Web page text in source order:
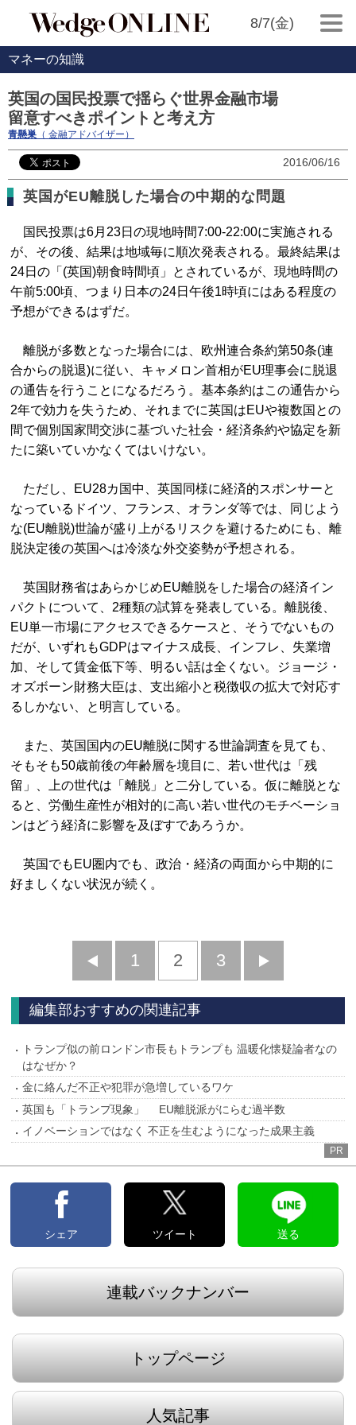
8/7(金)
マネーの知識
英国の国民投票で揺らぐ世界金融市場
留意すべきポイントと考え方
青懸巣 （ 金融アドバイザー）
2016/06/16
英国がEU離脱した場合の中期的な問題
国民投票は6月23日の現地時間7:00-22:00に実施される
が、その後、結果は地域毎に順次発表される。最終結果は
24日の「(英国)朝食時間頃」とされているが、現地時間の
午前5:00頃、つまり日本の24日午後1時頃にはある程度の
予想ができるはずだ。
離脱が多数となった場合には、欧州連合条約第50条(連
合からの脱退)に従い、キャメロン首相がEU理事会に脱退
の通告を行うことになるだろう。基本条約はこの通告から
2年で効力を失うため、それまでに英国はEUや複数国との
間で個別国家間交渉に基づいた社会・経済条約や協定を新
たに築いていかなくてはいけない。
ただし、EU28カ国中、英国同様に経済的スポンサーと
なっているドイツ、フランス、オランダ等では、同じよう
な(EU離脱)世論が盛り上がるリスクを避けるためにも、離
脱決定後の英国へは冷淡な外交姿勢が予想される。
英国財務省はあらかじめEU離脱をした場合の経済イン
パクトについて、2種類の試算を発表している。離脱後、
EU単一市場にアクセスできるケースと、そうでないもの
だが、いずれもGDPはマイナス成長、インフレ、失業増
加、そして賃金低下等、明るい話は全くない。ジョージ・
オズボーン財務大臣は、支出縮小と税徴収の拡大で対応す
るしかない、と明言している。
また、英国国内のEU離脱に関する世論調査を見ても、
そもそも50歳前後の年齢層を境目に、若い世代は「残
留」、上の世代は「離脱」と二分している。仮に離脱とな
ると、労働生産性が相対的に高い若い世代のモチベーショ
ンはどう経済に影響を及ぼすであろうか。
英国でもEU圏内でも、政治・経済の両面から中期的に
好ましくない状況が続く。
前
へ
1 2 3
へ
編集部おすすめの関連記事
トランプ似の前ロンドン市長もトランプも 温暖化懐疑論者なの
はなぜか？
金に絡んだ不正や犯罪が急増しているワケ
英国も「トランプ現象」 EU離脱派がにらむ過半数
イノベーションではなく 不正を生むようになった成果主義
PR
シェア ツイート 送る
連載バックナンバー
トップページ
人気記事